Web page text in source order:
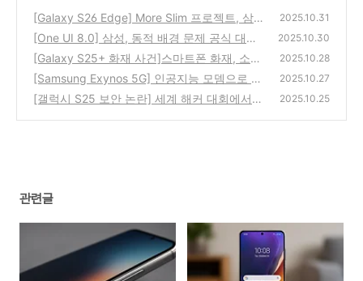
[Galaxy S26 Edge] More Slim 프로젝트, 삼성
의 초박형 전략 복귀 신호인가?
(1)
2025.10.31
[One UI 8.0] 삼성, 동적 배경 문제 공식 대
응…업데이트는 언제?
(3)
2025.10.30
[Galaxy S25+ 화재 사건]스마트폰 화재, 소비
자 보호와 보험은 어디까지 커버할까?
(1)
2025.10.28
[Samsung Exynos 5G] 인공지능 모뎀으로 위
성 통신의 문을 열다
(3)
2025.10.27
[갤럭시 S25 보안 논란] 세계 해커 대회에서
2025.10.25
관련글